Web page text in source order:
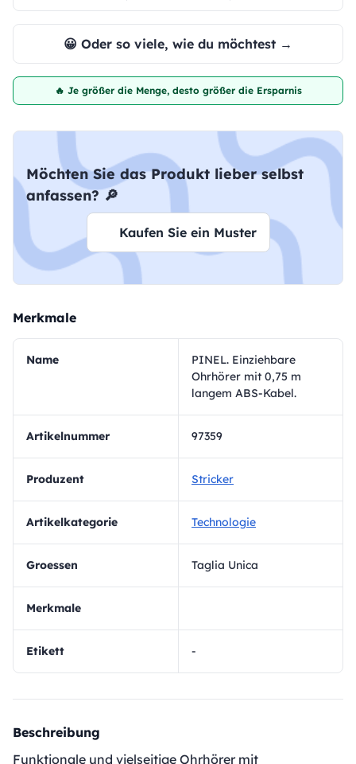
😀 Oder so viele, wie du möchtest →
🔥 Je größer die Menge, desto größer die Ersparnis
Möchten Sie das Produkt lieber selbst
anfassen? 🔎
Kaufen Sie ein Muster
Merkmale
Name
PINEL. Einziehbare
Ohrhörer mit 0,75 m
langem ABS-Kabel.
Artikelnummer 97359
Produzent Stricker
Artikelkategorie Technologie
Groessen Taglia Unica
Merkmale
Etikett -
Beschreibung
Funktionale und vielseitige Ohrhörer mit